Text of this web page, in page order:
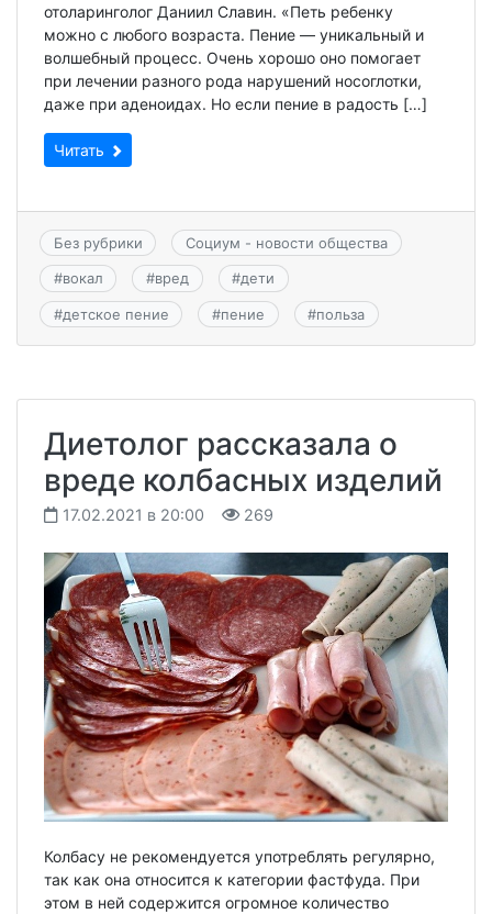
отоларинголог Даниил Славин. «Петь ребенку
можно с любого возраста. Пение — уникальный и
волшебный процесс. Очень хорошо оно помогает
при лечении разного рода нарушений носоглотки,
даже при аденоидах. Но если пение в радость […]
Читать
Без рубрики Социум - новости общества
#вокал #вред #дети
#детское пение #пение #польза
Диетолог рассказала о
вреде колбасных изделий
17.02.2021 в 20:00 269
Колбасу не рекомендуется употреблять регулярно,
так как она относится к категории фастфуда. При
этом в ней содержится огромное количество